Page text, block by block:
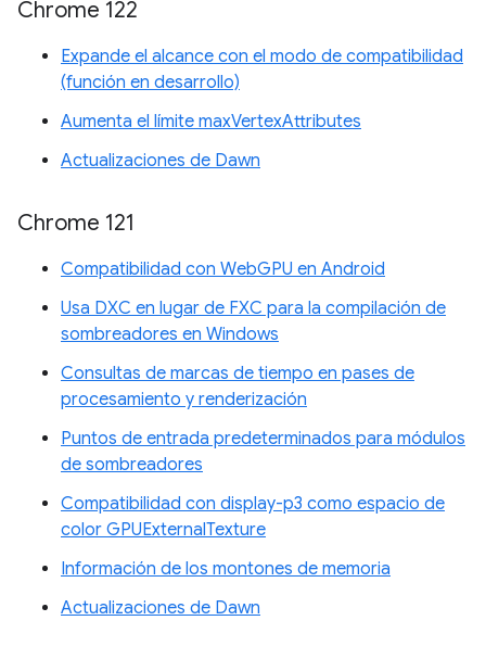
Chrome 122
Expande el alcance con el modo de compatibilidad
(función en desarrollo)
Aumenta el límite maxVertexAttributes
Actualizaciones de Dawn
Chrome 121
Compatibilidad con WebGPU en Android
Usa DXC en lugar de FXC para la compilación de
sombreadores en Windows
Consultas de marcas de tiempo en pases de
procesamiento y renderización
Puntos de entrada predeterminados para módulos
de sombreadores
Compatibilidad con display-p3 como espacio de
color GPUExternalTexture
Información de los montones de memoria
Actualizaciones de Dawn